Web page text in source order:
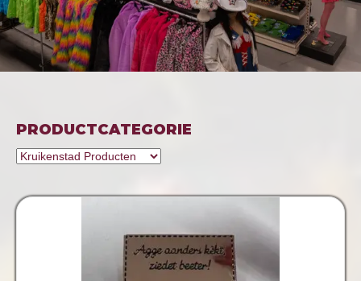
PRODUCTCATEGORIE